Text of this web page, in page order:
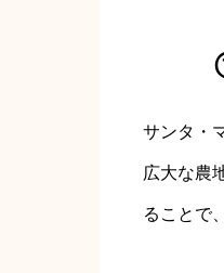
サンタ・
広大な農
ることで